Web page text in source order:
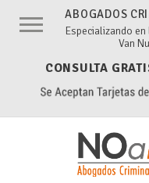
ABOGADOS
Especializando
Van
CONSULTA